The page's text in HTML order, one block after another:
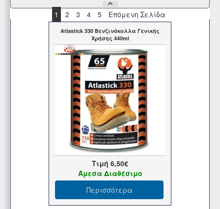
1 2 3 4 5 Επόμενη Σελίδα
Atlastick 330 Βενζινόκολλα Γενικής
Χρήσης 440ml
Τιμή 6,50€
Άμεσα Διαθέσιμο
Περισσότερα